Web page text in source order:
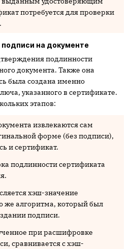
потребуется для проверки
на документе
подлинности
документа. Также она
была создана именно
указанного в сертификате.
этапов:
извлекаются сам
форме (без подписи),
и сертификат.
подлинности сертификата
хэш-значение
же алгоритма, который был
подписи.
при расшифровке
сравнивается с хэш-